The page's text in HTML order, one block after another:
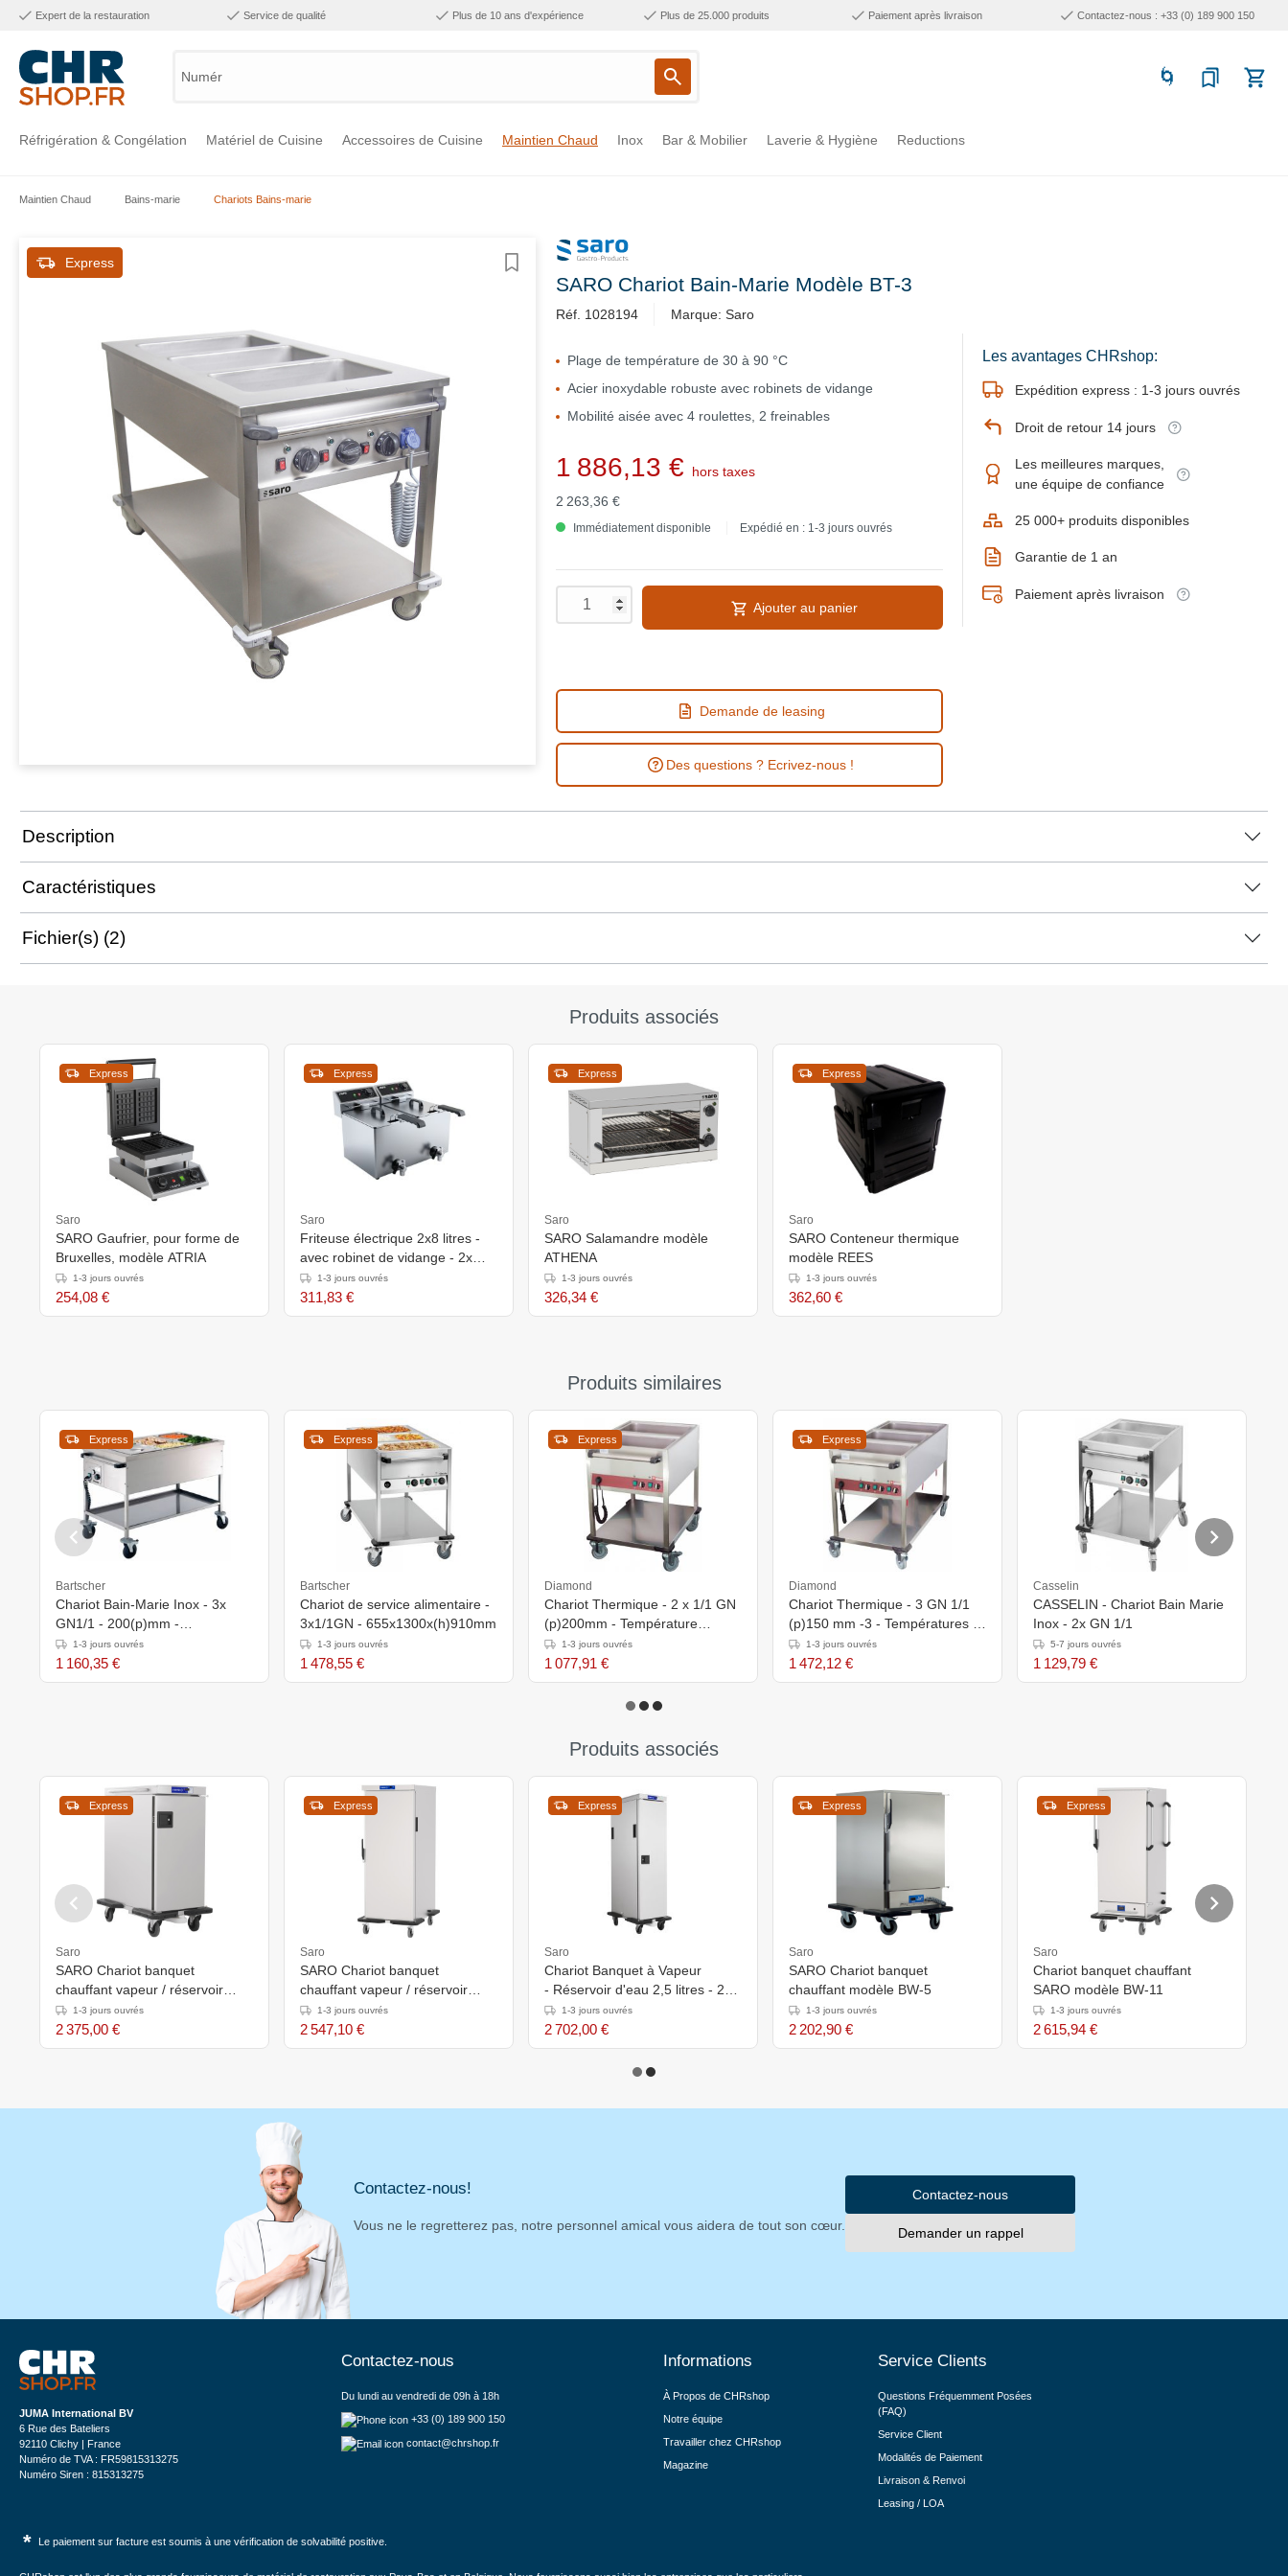
Expert de la restauration Service de qualité Plus de 10 ans d'expérience Plus de 25.000 produits Paiement après livraison Contactez-nous : +33 (0) 189 900 150
Numéro d
Réfrigération & Congélation Matériel de Cuisine Accessoires de Cuisine Maintien Chaud Inox Bar & Mobilier Laverie & Hygiène Reductions
Maintien Chaud Bains-marie Chariots Bains-marie
Express
SARO Chariot Bain-Marie Modèle BT-3
Réf. 1028194 Marque: Saro
Plage de température de 30 à 90 °C
Acier inoxydable robuste avec robinets de vidange
Mobilité aisée avec 4 roulettes, 2 freinables
1 886,13 €
hors taxes
2 263,36 €
Immédiatement disponible Expédié en : 1-3 jours ouvrés
Ajouter au panier
Demande de leasing
Des questions ? Ecrivez-nous !
Les avantages CHRshop:
Expédition express : 1-3 jours ouvrés
Droit de retour 14 jours
Les meilleures marques,
une équipe de confiance
25 000+ produits disponibles
Garantie de 1 an
Paiement après livraison
Description
Caractéristiques
Fichier(s) (2)
Produits associés
Express
Saro
SARO Gaufrier, pour forme de
Bruxelles, modèle ATRIA
1-3 jours ouvrés
254,08 €
Express
Saro
Friteuse électrique 2x8 litres -
avec robinet de vidange - 2x
3,25 kW - 590x420x (H) 378mm
1-3 jours ouvrés
311,83 €
Express
Saro
SARO Salamandre modèle
ATHENA
1-3 jours ouvrés
326,34 €
Express
Saro
SARO Conteneur thermique
modèle REES
1-3 jours ouvrés
362,60 €
Produits similaires
Express
Bartscher
Chariot Bain-Marie Inox - 3x
GN1/1 - 200(p)mm -
650x1200x855(h)mm
1-3 jours ouvrés
1 160,35 €
Express
Bartscher
Chariot de service alimentaire -
3x1/1GN - 655x1300x(h)910mm
1-3 jours ouvrés
1 478,55 €
Express
Diamond
Chariot Thermique - 2 x 1/1 GN
(p)200mm - Température
Réglable - 900x650x(h)900mm
1-3 jours ouvrés
1 077,91 €
Express
Diamond
Chariot Thermique - 3 GN 1/1
(p)150 mm -3 - Températures -
1300x650x(h)900mm
1-3 jours ouvrés
1 472,12 €
Casselin
CASSELIN - Chariot Bain Marie
Inox - 2x GN 1/1
5-7 jours ouvrés
1 129,79 €
Produits associés
Express
Saro
SARO Chariot banquet
chauffant vapeur / réservoir
d'eau BWS-10
1-3 jours ouvrés
2 375,00 €
Express
Saro
SARO Chariot banquet
chauffant vapeur / réservoir
d'eau BWS-15
1-3 jours ouvrés
2 547,10 €
Express
Saro
Chariot Banquet à Vapeur
- Réservoir d'eau 2,5 litres - 20x
1 / 1GN - 570x879x (H)
1824mm
1-3 jours ouvrés
2 702,00 €
Express
Saro
SARO Chariot banquet
chauffant modèle BW-5
1-3 jours ouvrés
2 202,90 €
Express
Saro
Chariot banquet chauffant
SARO modèle BW-11
1-3 jours ouvrés
2 615,94 €
Contactez-nous!
Vous ne le regretterez pas, notre personnel amical vous aidera de tout son cœur.
Contactez-nous
Demander un rappel
JUMA International BV
6 Rue des Bateliers
92110 Clichy | France
Numéro de TVA : FR59815313275
Numéro Siren : 815313275
Contactez-nous
Du lundi au vendredi de 09h à 18h
+33 (0) 189 900 150
contact@chrshop.fr
Informations
À Propos de CHRshop
Notre équipe
Travailler chez CHRshop
Magazine
Service Clients
Questions Fréquemment Posées
(FAQ)
Service Client
Modalités de Paiement
Livraison & Renvoi
Leasing / LOA
* Le paiement sur facture est soumis à une vérification de solvabilité positive.